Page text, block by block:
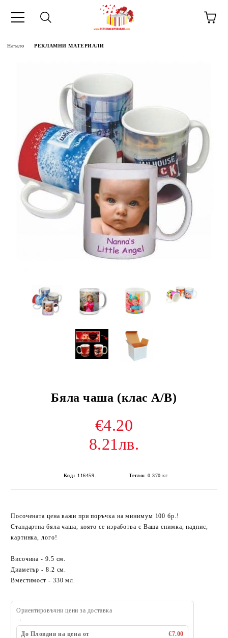
Начало РЕКЛАМНИ МАТЕРИАЛИ
Бяла чаша (клас A/B)
€4.20
8.21лв.
Код: 116459. Тегло: 0.370 кг
Посочената цена важи при поръчка на минимум 100 бр.!
Стандартна бяла чаша, която се изработва с Ваша снимка, надпис,
картинка, лого!
Височина - 9.5 см.
Диаметър - 8.2 см.
Вместимост - 330 мл.
Ориентировъчни цени за доставка
До Пловдив на цена от
€7.00